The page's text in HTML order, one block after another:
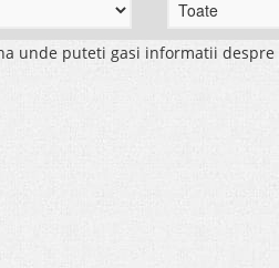
unde puteti gasi informatii despre